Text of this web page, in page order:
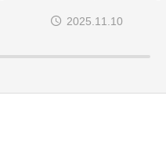
工法リニューアル事
2025.11.10